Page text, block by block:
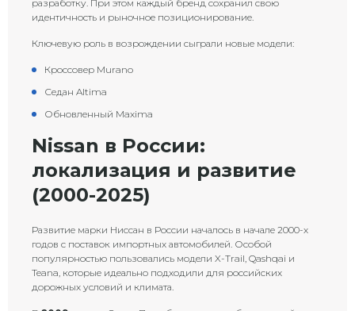
разработку. При этом каждый бренд сохранил свою
идентичность и рыночное позиционирование.
Ключевую роль в возрождении сыграли новые модели:
Кроссовер Murano
Седан Altima
Обновленный Maxima
Nissan в России:
локализация и развитие
(2000-2025)
Развитие марки Ниссан в России началось в начале 2000-х
годов с поставок импортных автомобилей. Особой
популярностью пользовались модели X-Trail, Qashqai и
Teana, которые идеально подходили для российских
дорожных условий и климата.